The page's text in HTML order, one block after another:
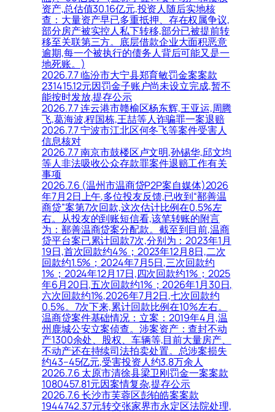
资产,总估值30.16亿元,投资人随后实地核
查：大量资产早已多重抵押、存在权属争议,
部分房产被实控人私下转移,部分已被提前转
移至关联第三方。底层借款企业大面积恶意
逾期,每一个被执行的债务人背后可能又是一
地死账。)
2026.7.7 临汾市大宁县郑育敏罚金案案款
231415.12元因罚金子账户尚未设立完成,暂不
能按时发放,提存公示
2026.7.7 连云港市赣榆区杨东辉,王亚运,周腾
飞,葛海波,程国栋,王喆等人诈骗罪一案退赔
2026.7.7 宁波市江北区何冬飞等案件受害人
信息核对
2026.7.7 南京市鼓楼区卢文明,孙锡华,邱文均
等人非法吸收公众存款罪案件退赔工作有关
事项
2026.7.6 (温州市温商贷P2P案自媒体)2026
年7月2日上午,多位投友反馈,已收到“鄯善温
商贷”案第7次回款,这次估计比例在0.5%左
右。从投友的到账短信看,该笔转账的附言
为：鄯善温商贷案分配款。截至到目前,温商
贷平台案已累计回款7次,分别为：2023年1月
19日,首次回款约4%；2023年12月8日,二次
回款约1.5%；2024年7月5日,三次回款约
1%；2024年12月17日,四次回款约1%；2025
年6月20日,五次回款约1%；2026年1月30日,
六次回款约1%,2026年7月2日,七次回款约
0.5%。7次下来,累计回款比例在10%左右。
温商贷案件基础情况：立案：2019年4月,温
州鹿城公安立案侦查。涉案资产：查封不动
产1300余处、股权、车辆等,目前大量房产、
不动产还在持续司法拍卖处置。总涉案损失
约43–45亿元,受害投资人约3.8万余人
2026.7.6 太原市清徐县梁卫刚罚金一案案款
1080457.81元因案情复杂,提存公示
2026.7.6 长沙市芙蓉区彭铂皓案案款
1944742.37元转交张家界市永定区法院处理,